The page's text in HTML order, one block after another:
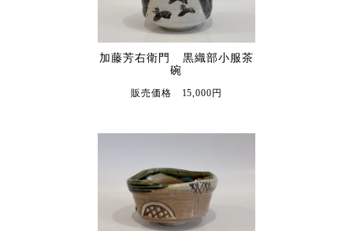
加藤芳右衛門 黒織部小服茶
碗
販売価格 15,000円